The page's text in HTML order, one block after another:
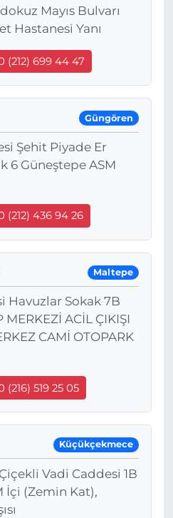
Mayıs Bulvarı
Hastanesi Yanı
(212) 699 44 47
Güngören
Şehit Piyade Er
6 Güneştepe ASM
(212) 436 94 26
Maltepe
Havuzlar Sokak 7B
MERKEZİ ACİL ÇIKIŞI
CAMİ OTOPARK
(216) 519 25 05
Küçükçekmece
Vadi Caddesi 1B
İçi (Zemin Kat),